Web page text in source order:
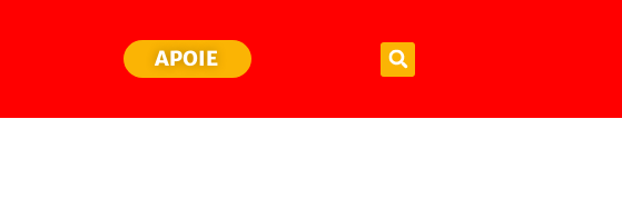
APOIE